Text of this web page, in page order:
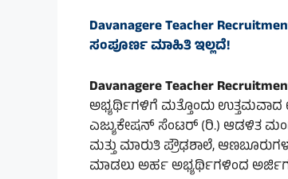
Davanagere Teacher
ಸಂಪೂರ್ಣ ಮಾಹಿತಿ ಇಲ್ಲದೆ!
Davanagere Teacher
ಅಭ್ಯರ್ಥಿಗಳಿಗೆ ಮತ್ತೊಂದು
ಎಜ್ಯುಕೇಷನ್ ಸೆಂಟರ್ (ರಿ.) ಆಡಳಿತ
ಮತ್ತು ಮಾರುತಿ ಪ್ರೌಢಶಾಲೆ,
ಮಾಡಲು ಅರ್ಹ ಅಭ್ಯರ್ಥಿಗಳಿಂದ